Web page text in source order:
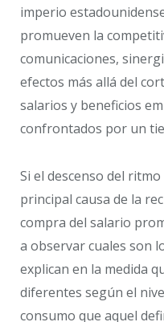
imperio
promueven la
comunicaciones,
efectos más allá del
salarios y beneficios
confrontados por un
Si el descenso del
principal causa de la
compra del salario
a observar cuales son
explican en la medida
diferentes según el
consumo que aquel